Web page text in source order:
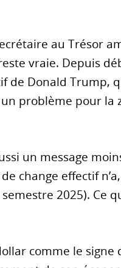
au Trésor
vraie. Depuis
de Donald Trump,
problème pour la
un message
change effectif
2025). Ce
comme le signe